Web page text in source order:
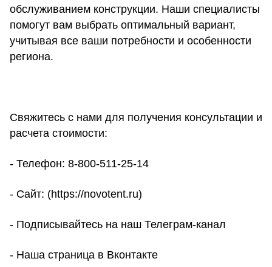
обслуживанием конструкции. Наши специалисты
помогут вам выбрать оптимальный вариант,
учитывая все ваши потребности и особенности
региона.
Свяжитесь с нами для получения консультации и
расчета стоимости:
- Телефон: 8-800-511-25-14
- Сайт: (https://novotent.ru)
- Подписывайтесь на наш Телеграм-канал
- Наша страница в Вконтакте